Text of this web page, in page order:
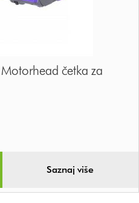
četka za
Saznaj više